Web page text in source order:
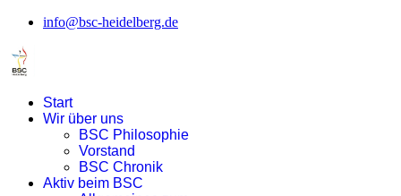
info@bsc-heidelberg.de
Start
Wir über uns
BSC Philosophie
Vorstand
BSC Chronik
Aktiv beim BSC